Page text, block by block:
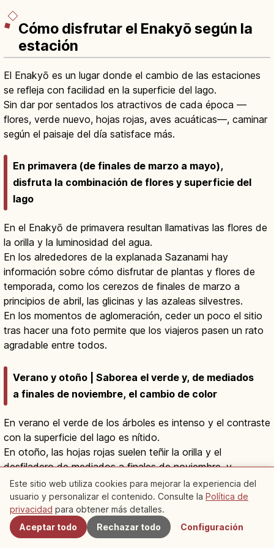
Cómo disfrutar el Enakyō según la
estación
El Enakyō es un lugar donde el cambio de las estaciones
se refleja con facilidad en la superficie del lago.
Sin dar por sentados los atractivos de cada época —
flores, verde nuevo, hojas rojas, aves acuáticas—, caminar
según el paisaje del día satisface más.
En primavera (de finales de marzo a mayo),
disfruta la combinación de flores y superficie del
lago
En el Enakyō de primavera resultan llamativas las flores de
la orilla y la luminosidad del agua.
En los alrededores de la explanada Sazanami hay
información sobre cómo disfrutar de plantas y flores de
temporada, como los cerezos de finales de marzo a
principios de abril, las glicinas y las azaleas silvestres.
En los momentos de aglomeración, ceder un poco el sitio
tras hacer una foto permite que los viajeros pasen un rato
agradable entre todos.
Verano y otoño | Saborea el verde y, de mediados
a finales de noviembre, el cambio de color
En verano el verde de los árboles es intenso y el contraste
con la superficie del lago es nítido.
En otoño, las hojas rojas suelen teñir la orilla y el
desfiladero de mediados a finales de noviembre, y
también cambia el aspecto de los acantilados vistos
desde el barco turístico.
Como según el tiempo el suelo puede volverse resbaladizo,
elegir un calzado cómodo es lo más seguro.
Cercanos
Este sitio web utiliza cookies para mejorar la experiencia del
usuario y personalizar el contenido. Consulte la Política de
privacidad para obtener más detalles.
Aceptar todo
Rechazar todo Configuración